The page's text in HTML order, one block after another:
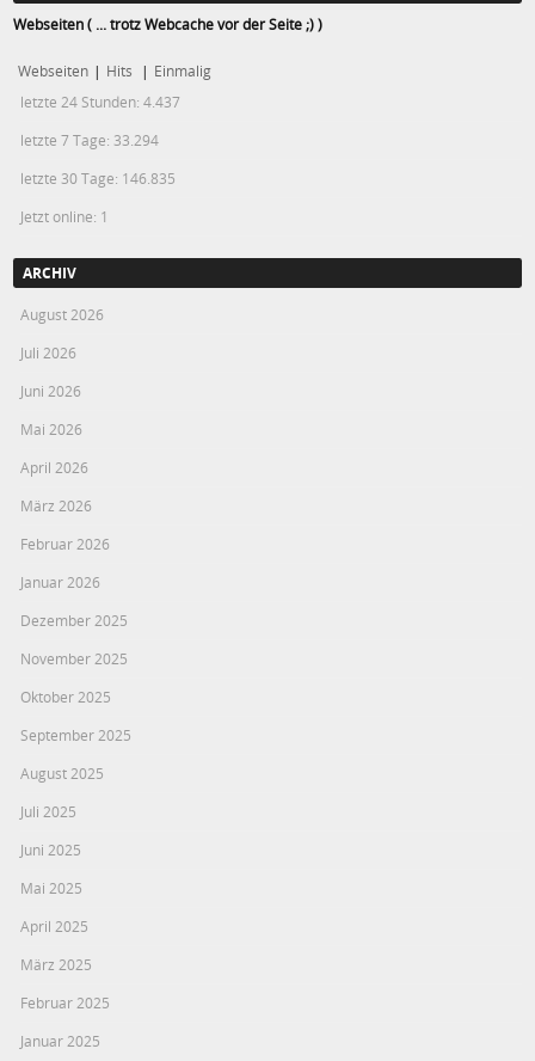
Webseiten ( ... trotz Webcache vor der Seite ;) )
Webseiten | Hits | Einmalig
letzte 24 Stunden:4.437
letzte 7 Tage: 33.294
letzte 30 Tage: 146.835
Jetzt online: 1
ARCHIV
August 2026
Juli 2026
Juni 2026
Mai 2026
April 2026
März 2026
Februar 2026
Januar 2026
Dezember 2025
November 2025
Oktober 2025
September 2025
August 2025
Juli 2025
Juni 2025
Mai 2025
April 2025
März 2025
Februar 2025
Januar 2025